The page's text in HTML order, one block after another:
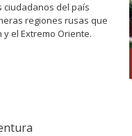
ciudadanos del país
regiones rusas que
el Extremo Oriente.